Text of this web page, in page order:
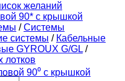
желаний
/ Системы
системы / Кабельные
GYROUX G/GL /
лотков
90⁰ с крышкой